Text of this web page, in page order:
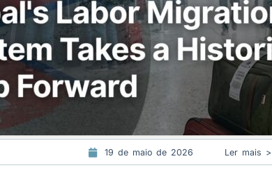
19 de maio de 2026 Ler mais >